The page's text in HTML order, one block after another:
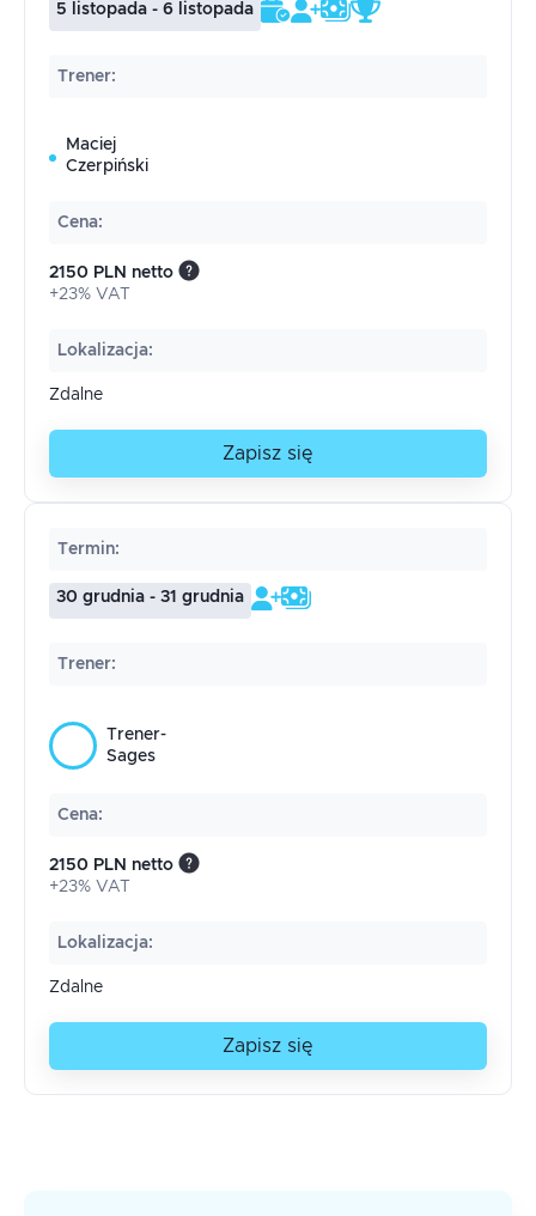
5 listopada - 6 listopada
Trener:
Maciej
Czerpiński
Cena:
2150 PLN netto
+23% VAT
Lokalizacja:
Zdalne
Zapisz się
Termin:
30 grudnia - 31 grudnia
Trener:
Trener-
Sages
Cena:
2150 PLN netto
+23% VAT
Lokalizacja:
Zdalne
Zapisz się